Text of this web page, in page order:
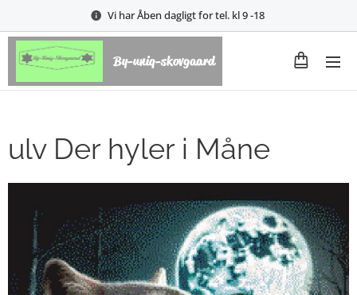
Vi har Åben dagligt for tel. kl 9 -18
By-uniq-skovgaard
ulv Der hyler i Måne